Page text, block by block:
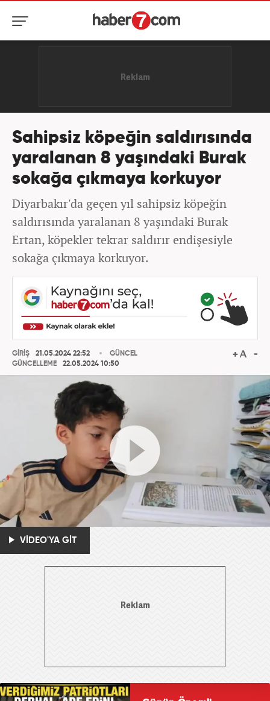
Sahipsiz köpeğin saldırısında
yaralanan 8 yaşındaki Burak
sokağa çıkmaya korkuyor
Diyarbakır'da geçen yıl sahipsiz köpeğin
saldırısında yaralanan 8 yaşındaki Burak
Ertan, köpekler tekrar saldırır endişesiyle
sokağa çıkmaya korkuyor.
GİRİŞ
21.05.2024 22:52
GÜNCELLEME
22.05.2024 10:50
GÜNCEL
VİDEO'YA GİT